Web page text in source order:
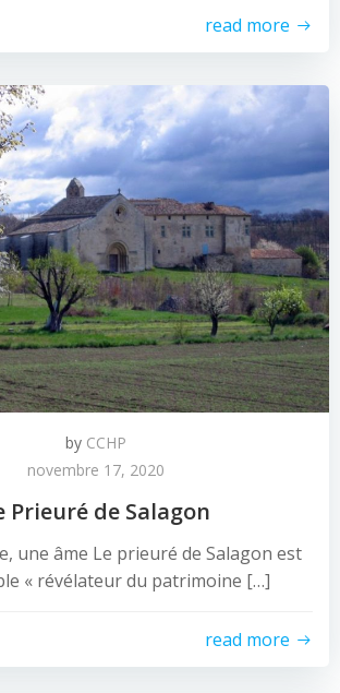
read more
by CCHP
novembre 17, 2020
Prieuré de Salagon
une âme Le prieuré de Salagon est
« révélateur du patrimoine […]
read more